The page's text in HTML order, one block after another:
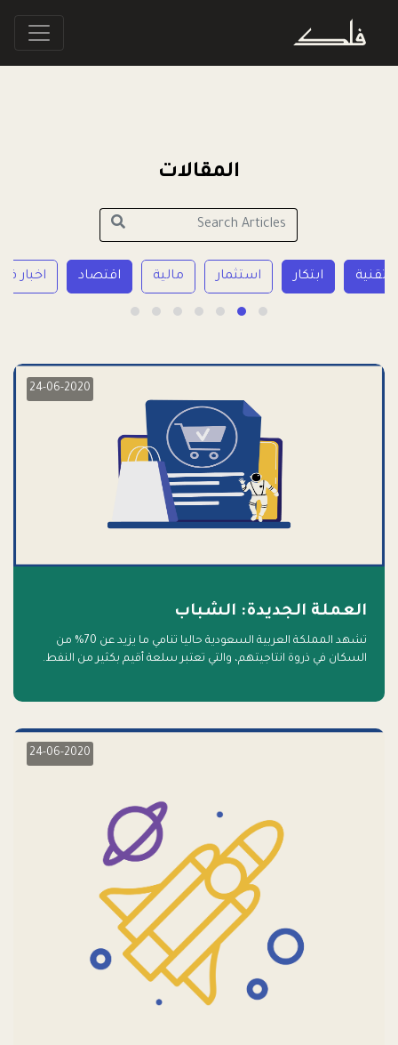
المقالات
تقنية ابتكار استثمار مالية اقتصاد اخبار
24-06-2020
العملة الجديدة: الشباب
تشهد المملكة العربية السعودية حاليا تنامي ما يزيد عن 70% من
السكان في ذروة انتاجيتهم، والتي تعتبر سلعة أقيم بكثير من النفط.
24-06-2020